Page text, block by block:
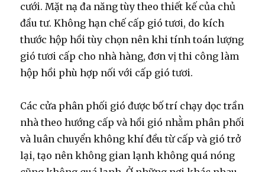
cưới. Mặt nạ đa năng tùy theo thiết kế của chủ
đầu tư. Không hạn chế cấp gió tươi, do kích
thước hộp hồi tùy chọn nên khi tính toán lượng
gió tươi cấp cho nhà hàng, đơn vị thi công làm
hộp hồi phù hợp nối với cấp gió tươi.
Các cửa phân phối gió được bố trí chạy dọc trần
nhà theo hướng cấp và hồi gió nhằm phân phối
và luân chuyển không khí đều từ cấp và gió trở
lại, tạo nên không gian lạnh không quá nóng